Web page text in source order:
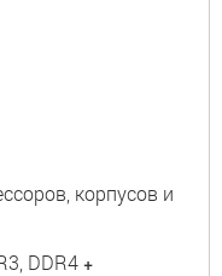
корпусов и
DDR4 +